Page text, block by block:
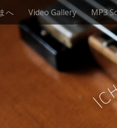
へ Video Gallery MP3
I
c